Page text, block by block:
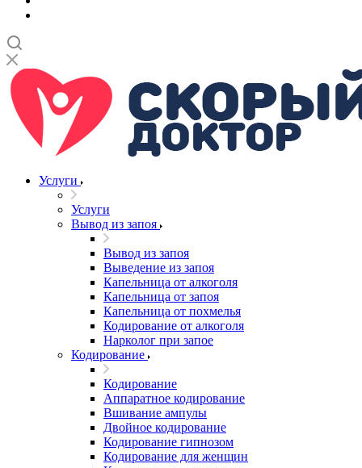
Услуги
Услуги
Вывод из запоя
Вывод из запоя
Выведение из запоя
Капельница от алкоголя
Капельница от запоя
Капельница от похмелья
Кодирование от алкоголя
Нарколог при запое
Кодирование
Кодирование
Аппаратное кодирование
Вшивание ампулы
Двойное кодирование
Кодирование гипнозом
Кодирование для женщин